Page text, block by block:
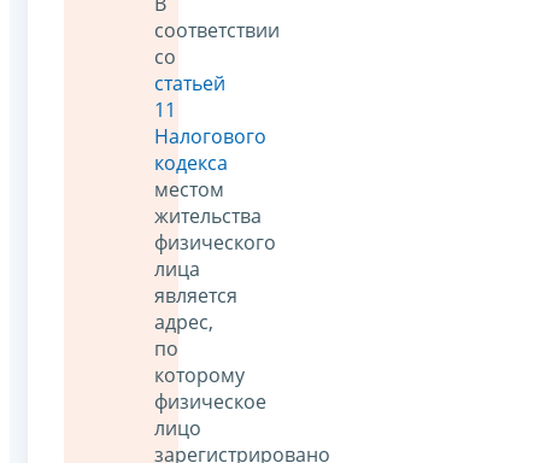
соответствии
со
статьей
11
Налогового
кодекса
местом
жительства
физического
лица
является
адрес,
по
которому
физическое
лицо
зарегистрировано